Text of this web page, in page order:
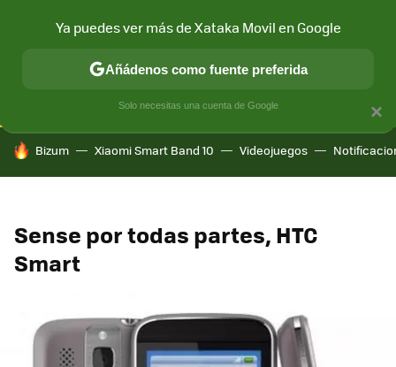
CONECTIVIDAD MÓVIL Y SOCIEDAD APLICACIONES
HOY SE HABLA DE
Bizum Xiaomi Smart Band 10 Videojuegos
Sense por todas partes, HTC
Smart
×
Ya puedes ver más de Xataka Movil en Google
Añádenos como fuente preferida
Solo necesitas una cuenta de Google